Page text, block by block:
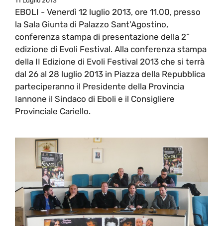
EBOLI - Venerdì 12 luglio 2013, ore 11.00, presso
la Sala Giunta di Palazzo Sant'Agostino,
conferenza stampa di presentazione della 2^
edizione di Evoli Festival. Alla conferenza stampa
della II Edizione di Evoli Festival 2013 che si terrà
dal 26 al 28 luglio 2013 in Piazza della Repubblica
parteciperanno il Presidente della Provincia
Iannone il Sindaco di Eboli e il Consigliere
Provinciale Cariello.